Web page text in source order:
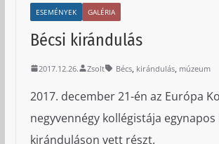
ESEMÉNYEK GALÉRIA
Bécsi kirándulás
2017.12.26. Zsolt Bécs, kirándulás, múzeum
2017. december 21-én az Európa
negyvennégy kollégistája egynapos
kiránduláson vett részt.